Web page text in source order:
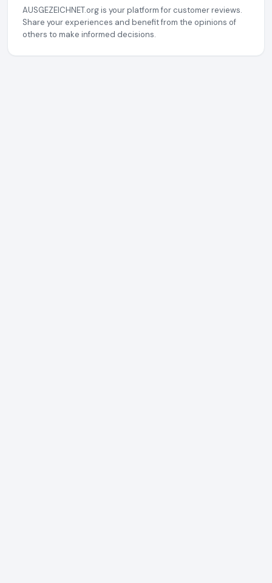
AUSGEZEICHNET.org is your platform for customer reviews.
Share your experiences and benefit from the opinions of
others to make informed decisions.